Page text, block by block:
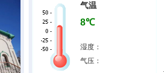
气温
8℃
湿度：
气压：